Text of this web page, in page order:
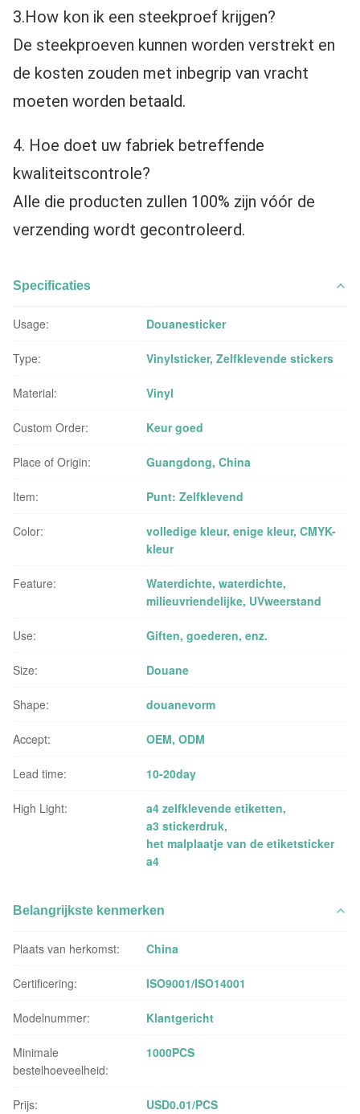
3.How kon ik een steekproef krijgen?
De steekproeven kunnen worden verstrekt en
de kosten zouden met inbegrip van vracht
moeten worden betaald.
4. Hoe doet uw fabriek betreffende
kwaliteitscontrole?
Alle die producten zullen 100% zijn vóór de
verzending wordt gecontroleerd.
Specificaties
Usage: Douanesticker
Type: Vinylsticker, Zelfklevende stickers
Material: Vinyl
Custom Order: Keur goed
Place of Origin: Guangdong, China
Item: Punt: Zelfklevend
Color:
volledige kleur, enige kleur, CMYK-
kleur
Feature:
Waterdichte, waterdichte,
milieuvriendelijke, UVweerstand
Use: Giften, goederen, enz.
Size: Douane
Shape: douanevorm
Accept: OEM, ODM
Lead time: 10-20day
High Light: a4 zelfklevende etiketten,
a3 stickerdruk,
het malplaatje van de etiketsticker
a4
Belangrijkste kenmerken
Plaats van herkomst: China
Certificering: ISO9001/ISO14001
Modelnummer: Klantgericht
Minimale
bestelhoeveelheid:
1000PCS
Prijs: USD0.01/PCS